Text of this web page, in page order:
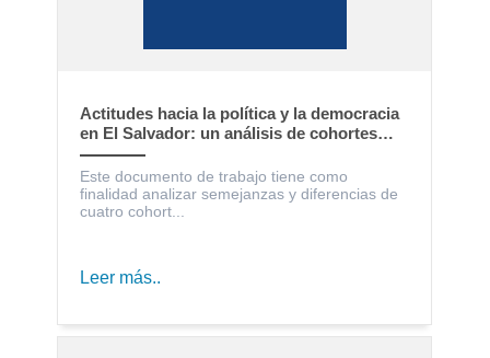
Actitudes hacia la política y la democracia
en El Salvador: un análisis de cohortes
generacionales
Este documento de trabajo tiene como
finalidad analizar semejanzas y diferencias de
cuatro cohort...
Leer más..